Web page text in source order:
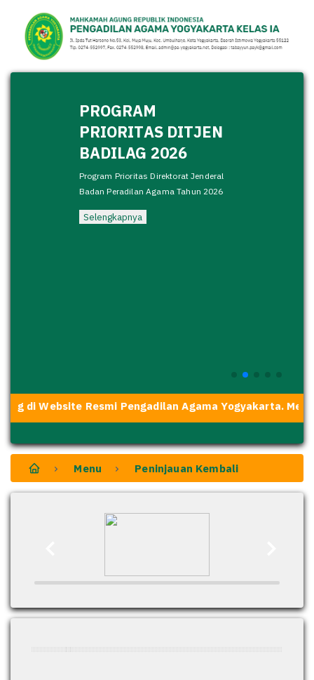
PROGRAM
PRIORITAS DITJEN
BADILAG 2026
Program Prioritas Direktorat Jenderal
Badan Peradilan Agama Tahun 2026
Selengkapnya
di Website Resmi Pengadilan Agama Yogyakarta.
Menu Peninjauan Kembali